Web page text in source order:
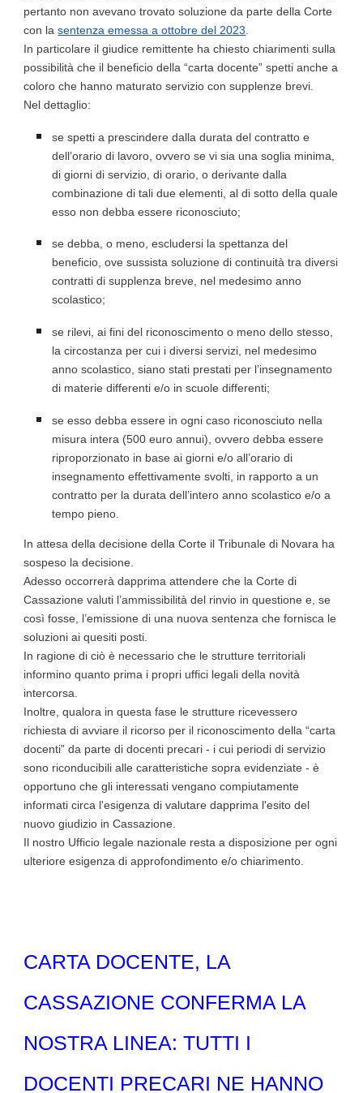
pertanto non avevano trovato soluzione da parte della Corte
con lasentenza emessa a ottobre del 2023
In particolare il giudice remittente ha chiesto chiarimenti sulla
possibilità che il beneficio della “carta docente” spetti anche a
coloro che hanno maturato servizio con supplenze brevi.
Nel dettaglio:
se spetti a prescindere dalla durata del contratto e
dell’orario di lavoro, ovvero se vi sia una soglia minima,
di giorni di servizio, di orario, o derivante dalla
combinazione di tali due elementi, al di sotto della quale
esso non debba essere riconosciuto;
se debba, o meno, escludersi la spettanza del
beneficio, ove sussista soluzione di continuità tra diversi
contratti di supplenza breve, nel medesimo anno
scolastico;
se rilevi, ai fini del riconoscimento o meno dello stesso,
la circostanza per cui i diversi servizi, nel medesimo
anno scolastico, siano stati prestati per l’insegnamento
di materie differenti e/o in scuole differenti;
se esso debba essere in ogni caso riconosciuto nella
misura intera (500 euro annui), ovvero debba essere
riproporzionato in base ai giorni e/o all’orario di
insegnamento effettivamente svolti, in rapporto a un
contratto per la durata dell’intero anno scolastico e/o a
tempo pieno.
In attesa della decisione della Corte il Tribunale di Novara ha
sospeso la decisione.
Adesso occorrerà dapprima attendere che la Corte di
Cassazione valuti l’ammissibilità del rinvio in questione e, se
così fosse, l’emissione di una nuova sentenza che fornisca le
soluzioni ai quesiti posti.
In ragione di ciò è necessario che le strutture territoriali
informino quanto prima i propri uffici legali della novità
intercorsa.
Inoltre, qualora in questa fase le strutture ricevessero
richiesta di avviare il ricorso per il riconoscimento della “carta
docenti” da parte di docenti precari - i cui periodi di servizio
sono riconducibili alle caratteristiche sopra evidenziate - è
opportuno che gli interessati vengano compiutamente
informati circa l'esigenza di valutare dapprima l'esito del
nuovo giudizio in Cassazione.
Il nostro Ufficio legale nazionale resta a disposizione per ogni
ulteriore esigenza di approfondimento e/o chiarimento.
CARTA DOCENTE, LA
CASSAZIONE CONFERMA LA
NOSTRA LINEA: TUTTI I
DOCENTI PRECARI NE HANNO